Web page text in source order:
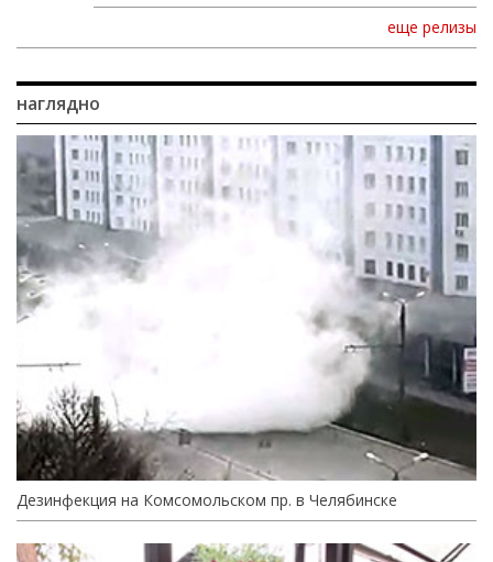
еще релизы
наглядно
Дезинфекция на Комсомольском пр. в Челябинске